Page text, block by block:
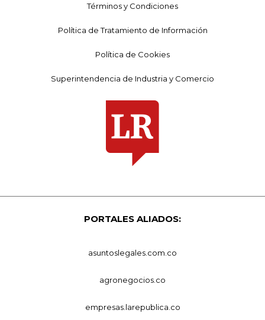
Términos y Condiciones
Política de Tratamiento de Información
Política de Cookies
Superintendencia de Industria y Comercio
PORTALES ALIADOS:
asuntoslegales.com.co
agronegocios.co
empresas.larepublica.co